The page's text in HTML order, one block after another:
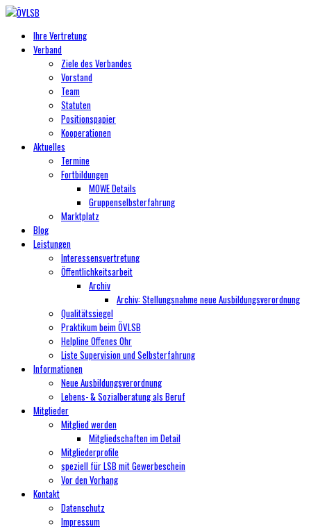
Ihre Vertretung
Verband
Ziele des Verbandes
Vorstand
Team
Statuten
Positionspapier
Kooperationen
Aktuelles
Termine
Fortbildungen
MOWE Details
Gruppenselbsterfahrung
Marktplatz
Blog
Leistungen
Interessensvertretung
Öffentlichkeitsarbeit
Archiv
Archiv: Stellungsnahme neue Ausbildungsverordnung
Qualitätssiegel
Praktikum beim ÖVLSB
Helpline Offenes Ohr
Liste Supervision und Selbsterfahrung
Informationen
Neue Ausbildungsverordnung
Lebens- & Sozialberatung als Beruf
Mitglieder
Mitglied werden
Mitgliedschaften im Detail
Mitgliederprofile
speziell für LSB mit Gewerbeschein
Vor den Vorhang
Kontakt
Datenschutz
Impressum